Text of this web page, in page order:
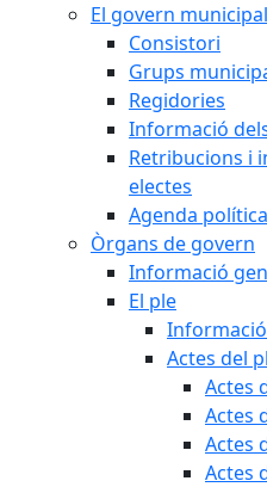
El govern municipal
Consistori
Grups
Regidories
Informació
Retribucions i
electes
Agenda política
Òrgans de govern
Informació
El ple
Actes del
Actes
Actes
Actes
Actes